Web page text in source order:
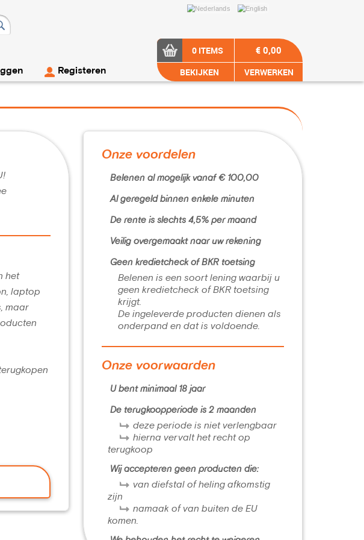
Registeren
0 ITEMS
BEKIJKEN
€ 0,00
VERWERKEN
het
laptop
maar
Onze voordelen
Belenen al mogelijk vanaf € 100,00
Al geregeld binnen enkele minuten
De rente is slechts 4,5% per maand
Veilig overgemaakt naar uw rekening
Geen kredietcheck of BKR toetsing
Belenen is een soort lening waarbij u
geen kredietcheck of BKR toetsing
krijgt.
De ingeleverde producten dienen als
onderpand en dat is voldoende.
Onze voorwaarden
U bent minimaal 18 jaar
De terugkoopperiode is 2 maanden
deze periode is niet verlengbaar
hierna vervalt het recht op
terugkoop
Wij accepteren geen producten die:
van diefstal of heling afkomstig
zijn
namaak of van buiten de EU
komen.